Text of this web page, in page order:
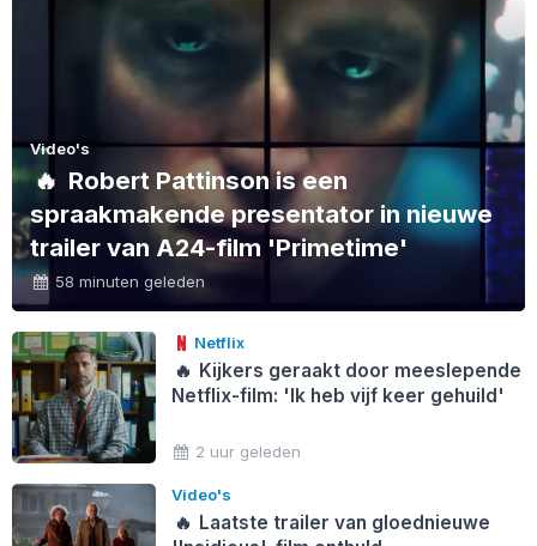
Video's
🔥 Robert Pattinson is een
spraakmakende presentator in nieuwe
trailer van A24-film 'Primetime'
58 minuten geleden
Netflix
🔥 Kijkers geraakt door meeslepende
Netflix-film: 'Ik heb vijf keer gehuild'
2 uur geleden
Video's
🔥 Laatste trailer van gloednieuwe